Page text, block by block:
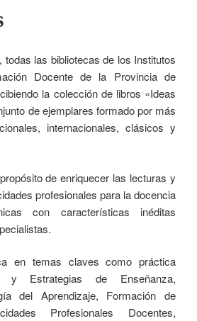
las bibliotecas de los Institutos
Docente de la Provincia de
la colección de libros «Ideas
de ejemplares formado por más
internacionales, clásicos y
de enriquecer las lecturas y
profesionales para la docencia
con características inéditas
en temas claves como práctica
y Estrategias de Enseñanza,
del Aprendizaje, Formación de
Profesionales Docentes,